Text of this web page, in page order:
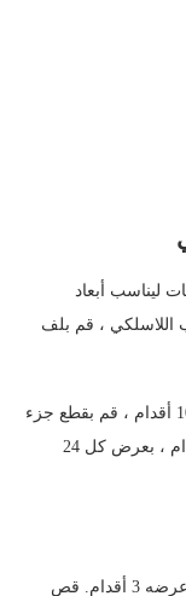
الرقائقي مقاس 3/4 بوصات ليناسب أبعاد
اللاسلكي ، قم بلف
للحصول على سطح كونترتوب يبلغ طوله 10 أقدام ، قم بقطع جزء
من الخشب الرقائقي بطول 2 قدم و 8 أقدام ، بعرض كل 24
يبلغ طول اللوح الداعم للأسمنت 5 أقدام وعرضه 3 أقدام. قص